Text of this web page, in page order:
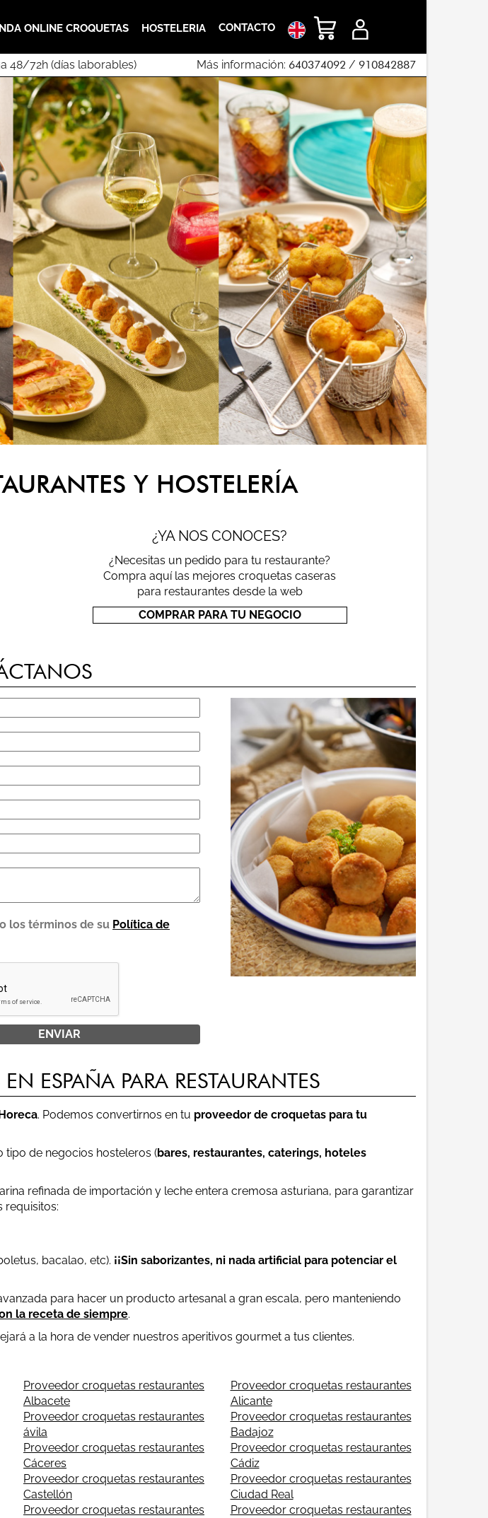
ONLINE CROQUETAS HOSTELERIA CONTACTO
48/72h (días laborables) Más información: 640374092 / 910842887
Y HOSTELERÍA
¿YA NOS CONOCES?
¿Necesitas un pedido para tu restaurante?
Compra aquí las mejores croquetas caseras
para restaurantes desde la web
COMPRAR PARA TU NEGOCIO
los términos de su Política de
ESPAÑA PARA RESTAURANTES
. Podemos convertirnos en tu proveedor de croquetas para tu
tipo de negocios hosteleros (bares, restaurantes, caterings, hoteles
refinada de importación y leche entera cremosa asturiana, para garantizar
requisitos:
bacalao, etc). ¡¡Sin saborizantes, ni nada artificial para potenciar el
para hacer un producto artesanal a gran escala, pero manteniendo
la receta de siempre.
a la hora de vender nuestros aperitivos gourmet a tus clientes.
Proveedor croquetas restaurantes
Albacete
Proveedor croquetas restaurantes
ávila
Proveedor croquetas restaurantes
Cáceres
Proveedor croquetas restaurantes
Castellón
Proveedor croquetas restaurantes
Proveedor croquetas restaurantes
Alicante
Proveedor croquetas restaurantes
Badajoz
Proveedor croquetas restaurantes
Cádiz
Proveedor croquetas restaurantes
Ciudad Real
Proveedor croquetas restaurantes